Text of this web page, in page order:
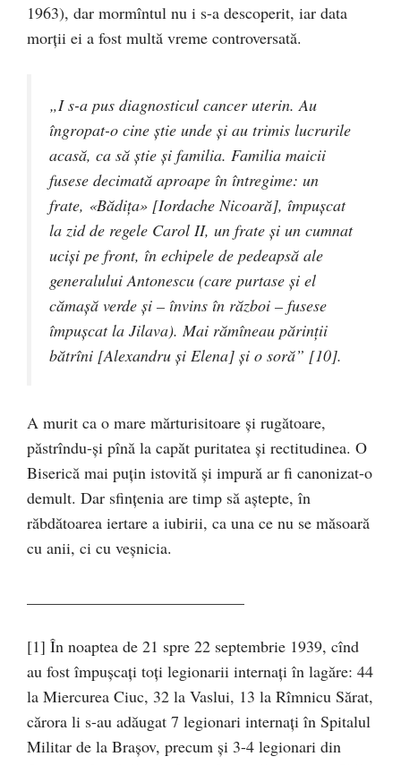
1963), dar mormîntul nu i s-a descoperit, iar data
morţii ei a fost multă vreme controversată.
„I s-a pus diagnosticul cancer uterin. Au
îngropat-o cine ştie unde şi au trimis lucrurile
acasă, ca să ştie şi familia. Familia maicii
fusese decimată aproape în întregime: un
frate, «Bădița» [Iordache Nicoară], împuşcat
la zid de regele Carol II, un frate şi un cumnat
ucişi pe front, în echipele de pedeapsă ale
generalului Antonescu (care purtase şi el
cămaşă verde şi – învins în război – fusese
împuşcat la Jilava). Mai rămîneau părinţii
bătrîni [Alexandru şi Elena] şi o soră” [10].
A murit ca o mare mărturisitoare şi rugătoare,
păstrîndu-şi pînă la capăt puritatea şi rectitudinea. O
Biserică mai puţin istovită şi impură ar fi canonizat-o
demult. Dar sfinţenia are timp să aştepte, în
răbdătoarea iertare a iubirii, ca una ce nu se măsoară
cu anii, ci cu veşnicia.
[1] În noaptea de 21 spre 22 septembrie 1939, cînd
au fost împuşcaţi toţi legionarii internaţi în lagăre: 44
la Miercurea Ciuc, 32 la Vaslui, 13 la Rîmnicu Sărat,
cărora li s-au adăugat 7 legionari internaţi în Spitalul
Militar de la Braşov, precum şi 3-4 legionari din